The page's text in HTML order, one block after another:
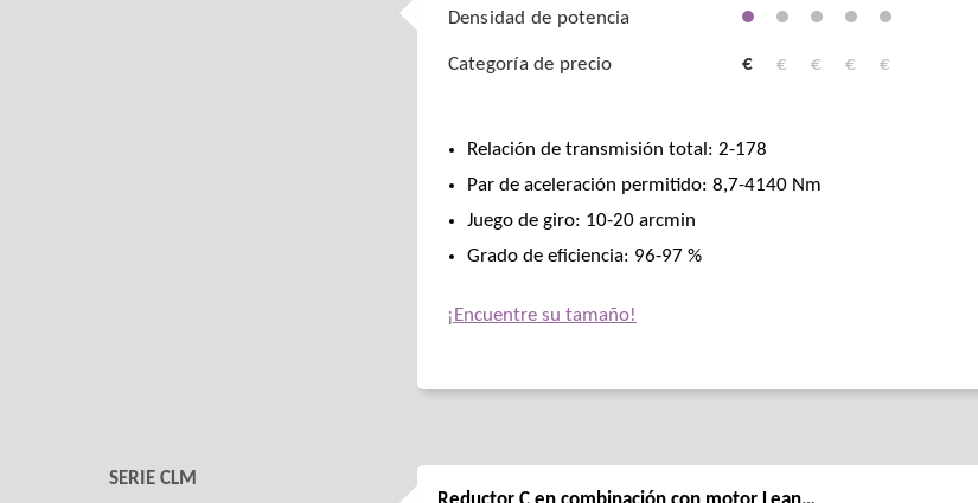
Densidad de potencia
Categoría de precio € € € € €
Relación de transmisión total: 2-178
Par de aceleración permitido: 8,7-4140 Nm
Juego de giro: 10-20 arcmin
Grado de eficiencia: 96-97 %
¡Encuentre su tamaño!
SERIE CLM